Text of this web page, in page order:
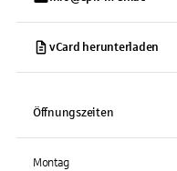
vCard herunterladen
Öffnungszeiten
Montag